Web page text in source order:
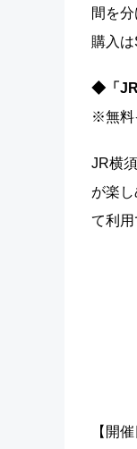
間を
購入
◆「JR
※無料
JR横
が楽
て利用
【開